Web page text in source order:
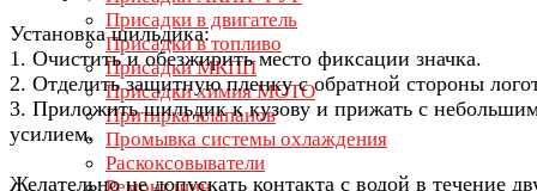
Присадки в двигатель
Присадки в топливо
Присадки МКПП
Присадки химия МОТО
Притирка клапанов
Промывка системы охлаждения
Раскоксовыватели
Установка шильдика:
1. Очистить и обезжирить место фиксации значка.
2. Отделить защитную пленку с обратной стороны
3. Приложить шильдик к кузову и прижать с
усилием.
Желательно не допускать контакта с водой в течение